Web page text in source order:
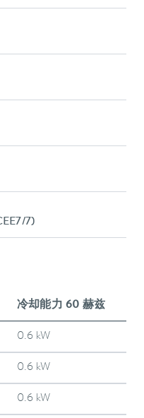
7)
冷却能力 60 赫兹
0.6 kW
0.6 kW
0.6 kW